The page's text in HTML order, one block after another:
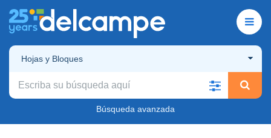
Hojas y Bloques
Búsqueda avanzada